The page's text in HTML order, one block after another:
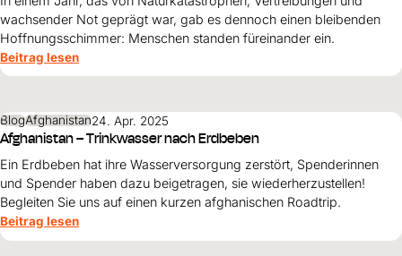
Hilfe für Afghanistan
Alle Nothilfe-Projekte
wachsender Not geprägt war, gab es dennoch einen bleibenden
Hoffnungsschimmer: Menschen standen füreinander ein.
Beitrag lesen
BlogAfghanistan24. Apr. 2025
Afghanistan – Trinkwasser nach Erdbeben
Ein Erdbeben hat ihre Wasserversorgung zerstört, Spenderinnen
und Spender haben dazu beigetragen, sie wiederherzustellen!
Begleiten Sie uns auf einen kurzen afghanischen Roadtrip.
Beitrag lesen